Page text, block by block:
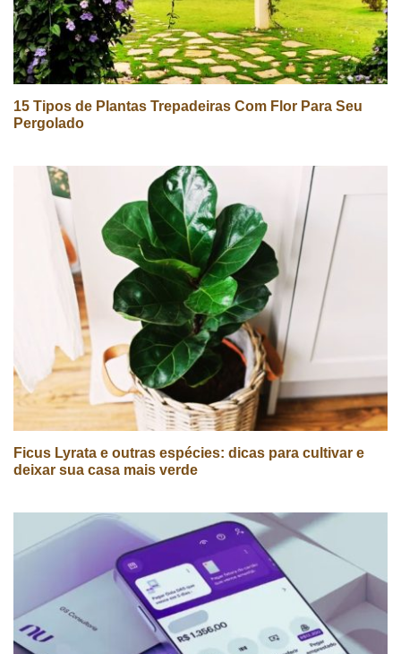
15 Tipos de Plantas Trepadeiras Com Flor Para Seu
Pergolado
Ficus Lyrata e outras espécies: dicas para cultivar e
deixar sua casa mais verde